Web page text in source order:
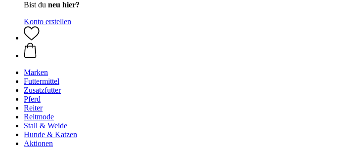
Bist du neu hier?
Konto erstellen
Marken
Futtermittel
Zusatzfutter
Pferd
Reiter
Reitmode
Stall & Weide
Hunde & Katzen
Aktionen